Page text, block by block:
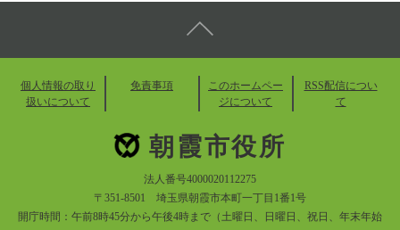
個人情報の取り
扱いについて
免責事項
このホームペー
ジについて
RSS配信につい
て
朝霞市役所
法人番号4000020112275
〒351-8501 埼玉県朝霞市本町一丁目1番1号
開庁時間：午前8時45分から午後4時まで（土曜日、日曜日、祝日、年末年始